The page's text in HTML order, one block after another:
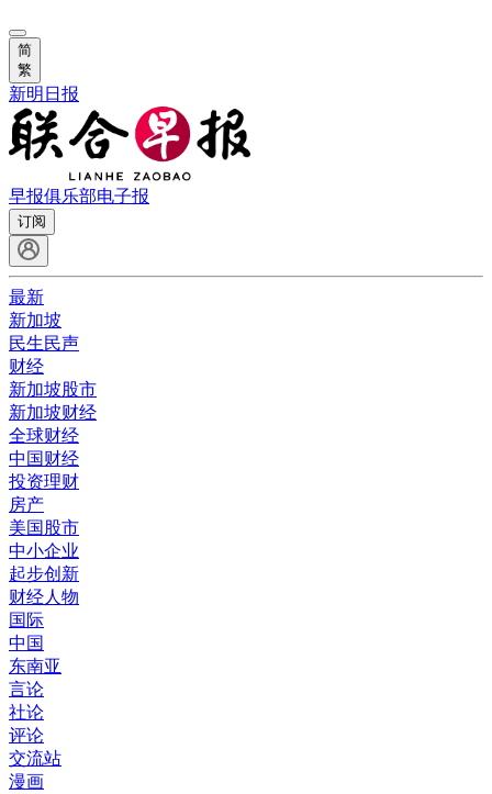
简
繁
新明日报
早报俱乐部电子报
订阅
最新
新加坡
民生民声
财经
新加坡股市
新加坡财经
全球财经
中国财经
投资理财
房产
美国股市
中小企业
起步创新
财经人物
国际
中国
东南亚
言论
社论
评论
交流站
漫画